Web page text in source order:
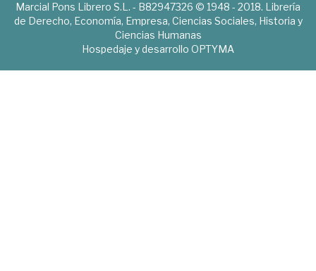
Marcial Pons Librero S.L. - B82947326 © 1948 - 2018. Librería
de Derecho, Economía, Empresa, Ciencias Sociales, Historia y
Ciencias Humanas
Hospedaje y desarrollo OPTYMA